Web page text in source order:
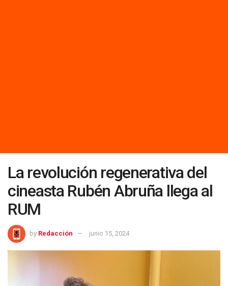
La revolución regenerativa del
cineasta Rubén Abruña llega al
RUM
by Redacción junio 15, 2024